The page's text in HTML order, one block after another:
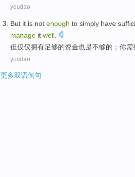
youdao
But it is not enough to simply have
manage it well
但仅仅拥有足够的资金也是不够的；你需
youdao
更多双语例句